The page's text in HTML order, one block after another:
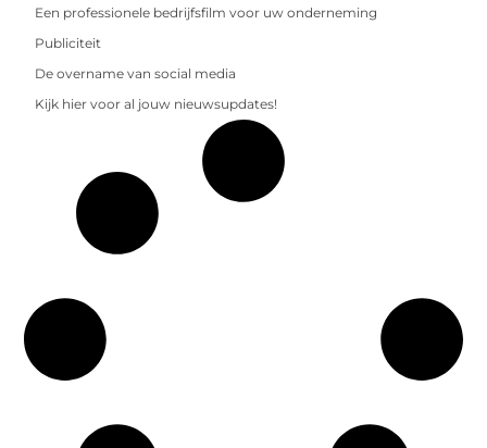
Een professionele bedrijfsfilm voor uw onderneming
Publiciteit
De overname van social media
Kijk hier voor al jouw nieuwsupdates!